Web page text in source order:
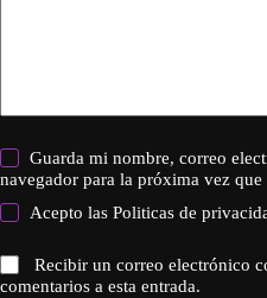
Guarda mi nombre, correo
navegador para la próxima vez que
Acepto lasPoliticas de
Recibir un correo electrónico
comentarios a esta entrada.